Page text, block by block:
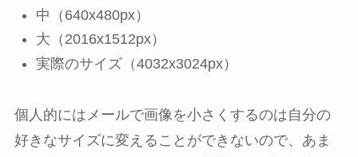
中（640x480px）
大（2016x1512px）
実際のサイズ（4032x3024px）
個人的にはメールで画像を小さくするのは自分の
好きなサイズに変えることができないので、あま